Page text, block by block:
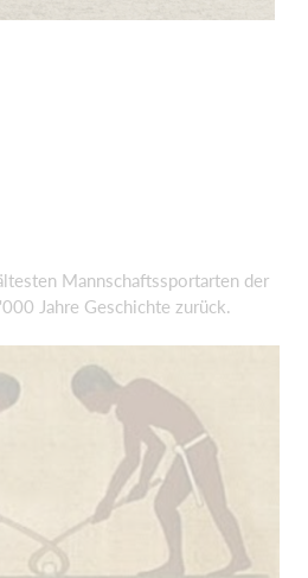
Mannschaftssportarten der
Jahre Geschichte zurück.